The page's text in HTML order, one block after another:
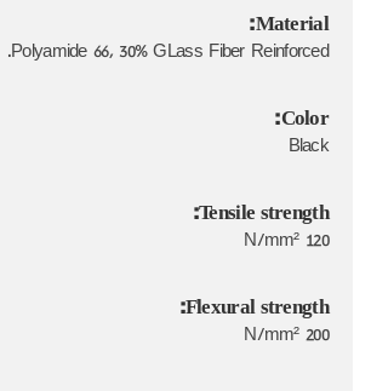
Material:
Polyamide 66, 30% GLass Fiber Reinforced.
Color:
Black
Tensile strength:
120 N/mm²
Flexural strength:
200 N/mm²